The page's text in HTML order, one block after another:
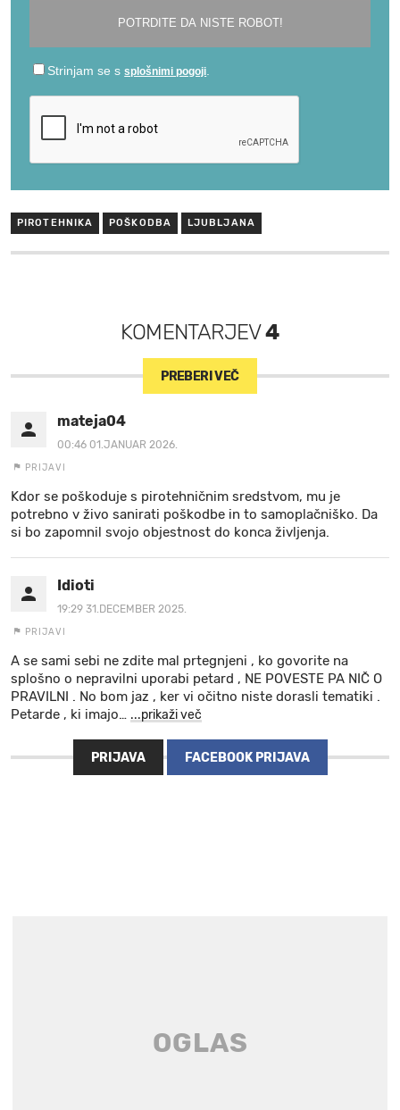
PIROTEHNIKA POŠKODBA LJUBLJANA
KOMENTARJEV4
PREBERI VEČ
mateja04
00:46 01.JANUAR 2026.
PRIJAVI
Kdor se poškoduje s pirotehničnim sredstvom, mu je
potrebno v živo sanirati poškodbe in to samoplačniško. Da
si bo zapomnil svojo objestnost do konca življenja.
Idioti
19:29 31.DECEMBER 2025.
PRIJAVI
A se sami sebi ne zdite mal prtegnjeni , ko govorite na
splošno o nepravilni uporabi petard , NE POVESTE PA NIČ O
PRAVILNI . No bom jaz , ker vi očitno niste dorasli tematiki .
Petarde , ki imajo… ...prikaži več
PRIJAVA FACEBOOK PRIJAVA